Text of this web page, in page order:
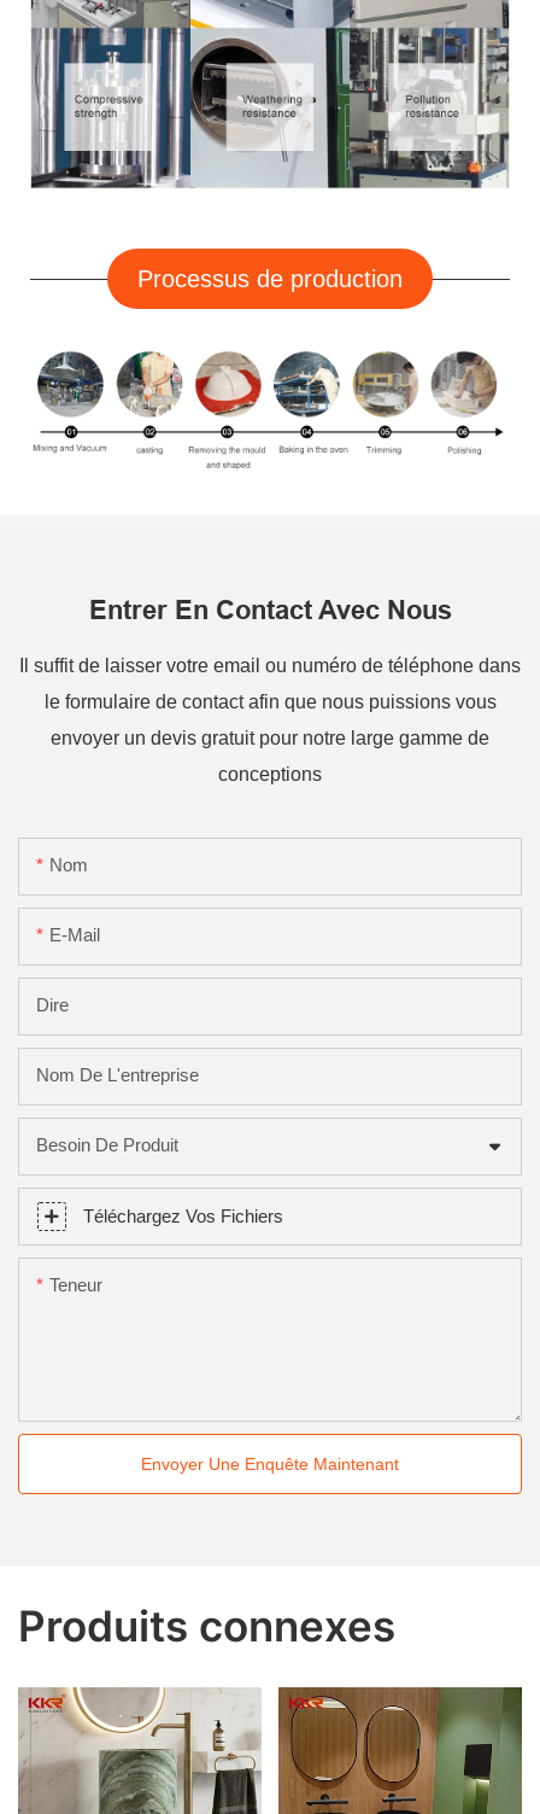
Processus de production
Entrer En Contact Avec Nous
Il suffit de laisser votre email ou numéro de téléphone dans
le formulaire de contact afin que nous puissions vous
envoyer un devis gratuit pour notre large gamme de
conceptions
Nom
E-Mail
Dire
Nom De L'entreprise
Besoin De Produit
Téléchargez Vos Fichiers
Teneur
Envoyer Une Enquête Maintenant
Produits connexes